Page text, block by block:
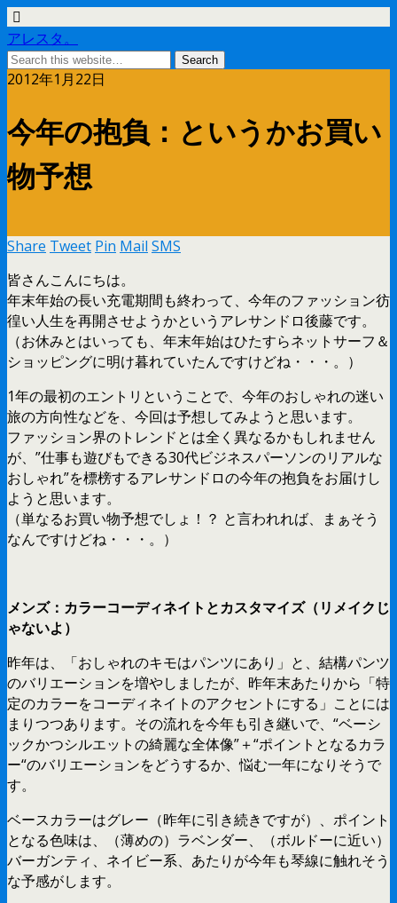
アレスタ。
2012年1月22日
今年の抱負：というかお買い
物予想
Share Tweet Pin Mail SMS
皆さんこんにちは。
年末年始の長い充電期間も終わって、今年のファッション彷
徨い人生を再開させようかというアレサンドロ後藤です。
（お休みとはいっても、年末年始はひたすらネットサーフ＆
ショッピングに明け暮れていたんですけどね・・・。）
1年の最初のエントリということで、今年のおしゃれの迷い
旅の方向性などを、今回は予想してみようと思います。
ファッション界のトレンドとは全く異なるかもしれません
が、”仕事も遊びもできる30代ビジネスパーソンのリアルな
おしゃれ”を標榜するアレサンドロの今年の抱負をお届けし
ようと思います。
（単なるお買い物予想でしょ！？ と言われれば、まぁそう
なんですけどね・・・。）
メンズ：カラーコーディネイトとカスタマイズ（リメイクじ
ゃないよ）
昨年は、「おしゃれのキモはパンツにあり」と、結構パンツ
のバリエーションを増やしましたが、昨年末あたりから「特
定のカラーをコーディネイトのアクセントにする」ことには
まりつつあります。その流れを今年も引き継いで、“ベーシ
ックかつシルエットの綺麗な全体像”＋“ポイントとなるカラ
ー“のバリエーションをどうするか、悩む一年になりそうで
す。
ベースカラーはグレー（昨年に引き続きですが）、ポイント
となる色味は、（薄めの）ラベンダー、（ボルドーに近い）
バーガンティ、ネイビー系、あたりが今年も琴線に触れそう
な予感がします。